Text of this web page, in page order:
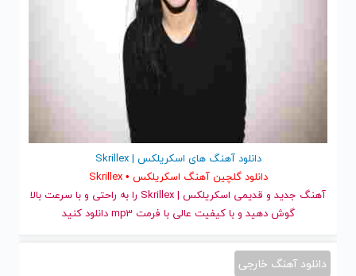
دانلود آهنگ های اسکریلکس | Skrillex
دانلود گلچین آهنگ اسکریلکس • Skrillex
آهنگ جدید
و قدیمی اسکریلکس | Skrillex را به راحتی و با سرعت بالا
گوش دهید و با کیفیت عالی با فرمت mp3 دانلود کنید
دانلود آهنگ خارجی